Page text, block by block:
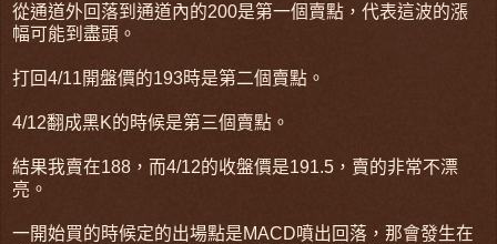
從通道外回落到通道內的200是第一個賣點，代表這波的漲
幅可能到盡頭。
打回4/11開盤價的193時是第二個賣點。
4/12翻成黑K的時候是第三個賣點。
結果我賣在188，而4/12的收盤價是191.5，賣的非常不漂
亮。
一開始買的時候定的出場點是MACD噴出回落，那會發生在